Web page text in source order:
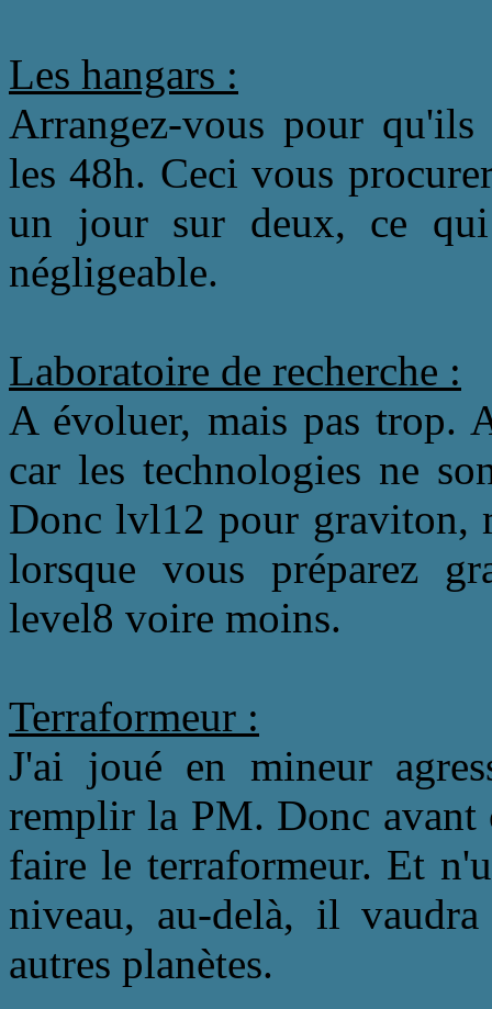
Les hangars :
Arrangez-vous pour qu'ils
les 48h. Ceci vous
un jour sur deux, ce
négligeable.
Laboratoire de recherche :
A évoluer, mais pas trop.
car les technologies ne
Donc lvl12 pour graviton,
lorsque vous préparez
level8 voire moins.
Terraformeur :
J'ai joué en mineur
remplir la PM. Donc avant
faire le terraformeur. Et
niveau, au-delà, il
autres planètes.